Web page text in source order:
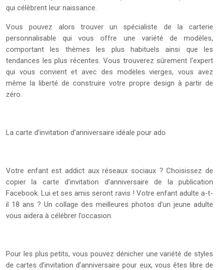
qui célèbrent leur naissance.
Vous pouvez alors trouver un spécialiste de la carterie
personnalisable qui vous offre une variété de modèles,
comportant les thèmes les plus habituels ainsi que les
tendances les plus récentes. Vous trouverez sûrement l’expert
qui vous convient et avec des modèles vierges, vous avez
même la liberté de construire votre propre design à partir de
zéro.
La carte d’invitation d’anniversaire idéale pour ado
Votre enfant est addict aux réseaux sociaux ? Choisissez de
copier la carte d’invitation d’anniversaire de la publication
Facebook. Lui et ses amis seront ravis ! Votre enfant adulte a-t-
il 18 ans ? Un collage des meilleures photos d’un jeune adulte
vous aidera à célébrer l’occasion.
Pour les plus petits, vous pouvez dénicher une variété de styles
de cartes d’invitation d’anniversaire pour eux, vous êtes libre de